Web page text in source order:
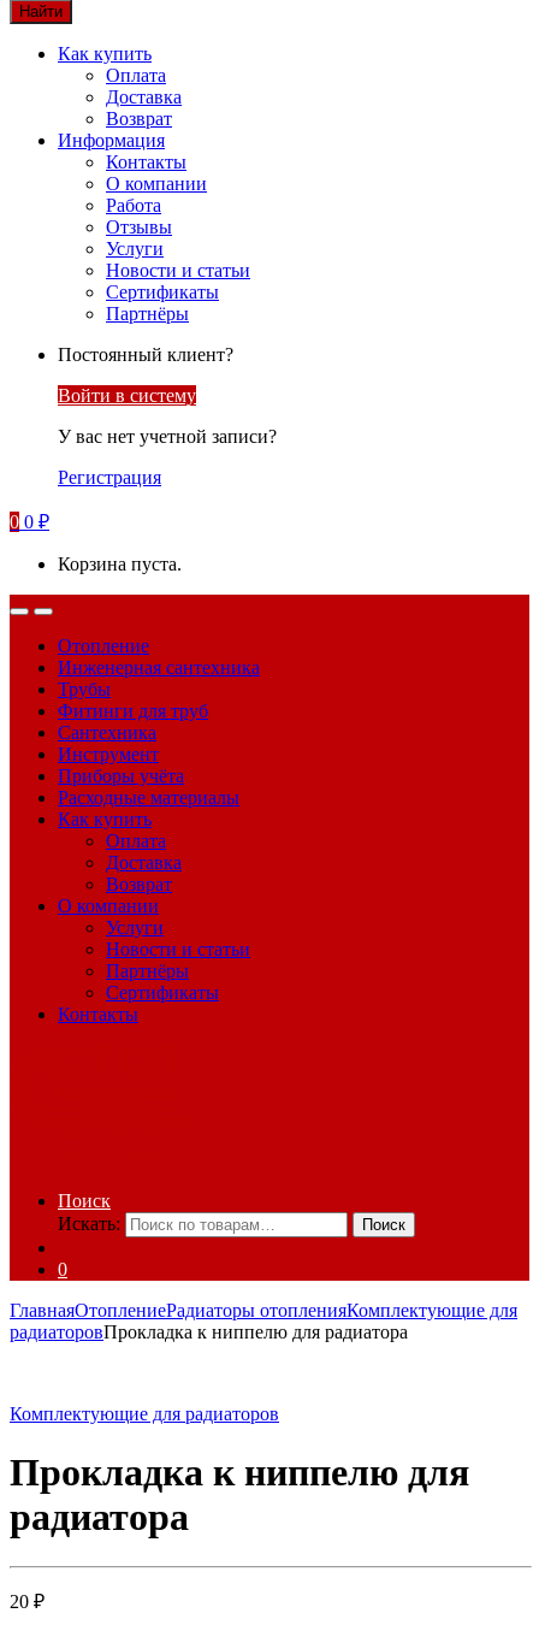
Найти
Как купить
Оплата
Доставка
Возврат
Информация
Контакты
О компании
Работа
Отзывы
Услуги
Новости и статьи
Сертификаты
Партнёры
Постоянный клиент?
Войти в систему
У вас нет учетной записи?
Регистрация
0 0 ₽
Корзина пуста.
Отопление
Инженерная сантехника
Трубы
Фитинги для труб
Сантехника
Инструмент
Приборы учёта
Расходные материалы
Как купить
Оплата
Доставка
Возврат
О компании
Услуги
Новости и статьи
Партнёры
Сертификаты
Контакты
Поиск
Искать:
Поиск
0
ГлавнаяОтоплениеРадиаторы отопленияКомплектующие для
радиаторовПрокладка к ниппелю для радиатора
Комплектующие для радиаторов
Прокладка к ниппелю для
радиатора
20 ₽